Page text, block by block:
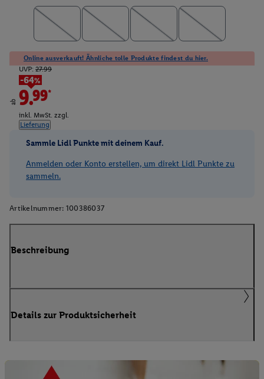
Online ausverkauft! Ähnliche tolle Produkte findest du hier.
ab
UVP: 27.99
-64%
9.99*
inkl. MwSt. zzgl.
Lieferung
Sammle Lidl Punkte mit deinem Kauf.
Anmelden oder Konto erstellen, um direkt Lidl Punkte zu
sammeln.
Artikelnummer: 100386037
Beschreibung
Details zur Produktsicherheit